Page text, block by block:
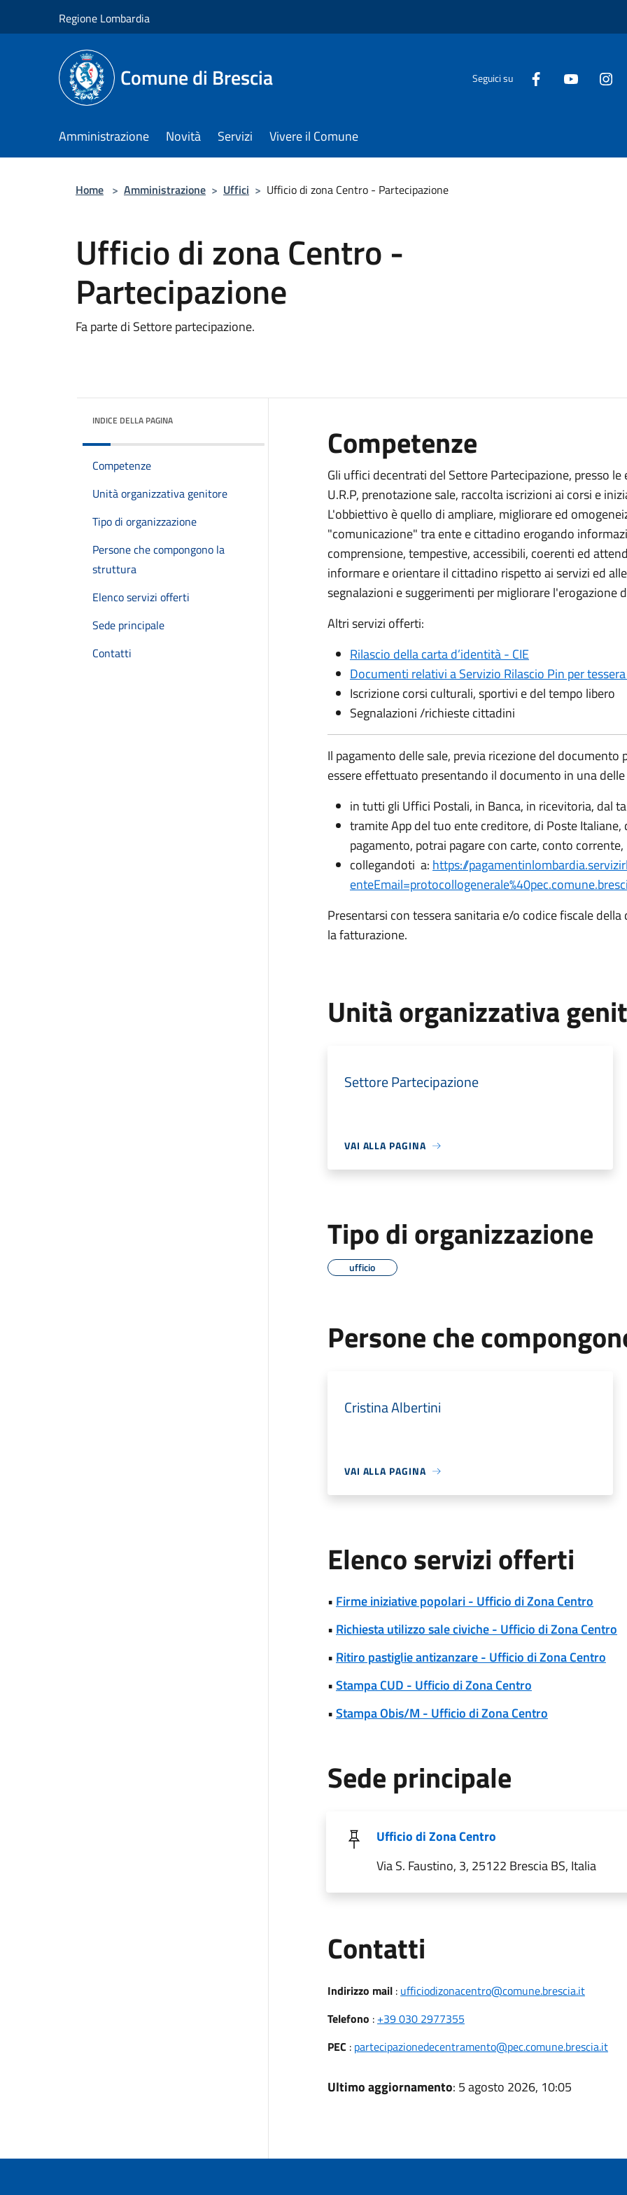
Regione Lombardia
Comune di Brescia Seguici su
Amministrazione Novità Servizi Vivere il Comune
Home > Amministrazione > Uffici > Ufficio di zona Centro - Partecipazione
Ufficio di zona Centro -
Partecipazione
Fa parte di Settore partecipazione.
INDICE DELLA PAGINA
Competenze
Unità organizzativa genitore
Tipo di organizzazione
Persone che compongono la
struttura
Elenco servizi offerti
Sede principale
Contatti
Competenze
Gli uffici decentrati del Settore Partecipazione, presso
U.R.P, prenotazione sale, raccolta iscrizioni ai corsi e
L'obbiettivo è quello di ampliare, migliorare ed
"comunicazione" tra ente e cittadino erogando
comprensione, tempestive, accessibili, coerenti ed
informare e orientare il cittadino rispetto ai servizi ed
segnalazioni e suggerimenti per migliorare l'erogazione
Altri servizi offerti:
Rilascio della carta d’identità - CIE
Documenti relativi a Servizio Rilascio Pin per
Iscrizione corsi culturali, sportivi e del tempo libero
Segnalazioni /richieste cittadini
Il pagamento delle sale, previa ricezione del
essere effettuato presentando il documento in una
​in tutti gli Uffici Postali, in Banca, in ricevitoria, dal
tramite App del tuo ente creditore, di Poste
pagamento, potrai pagare con carte, conto corrente,
collegandoti a: https://
Presentarsi con tessera sanitaria e/o codice fiscale
la fatturazione.
Unità organizzativa
Settore Partecipazione
VAI ALLA PAGINA
Tipo di organizzazione
ufficio
Persone che
Cristina Albertini
VAI ALLA PAGINA
Elenco servizi offerti
• Firme iniziative popolari - Ufficio di Zona Centro
• Richiesta utilizzo sale civiche - Ufficio di Zona Centro
• Ritiro pastiglie antizanzare - Ufficio di Zona Centro
•Stampa CUD - Ufficio di Zona Centro
•Stampa Obis/M - Ufficio di Zona Centro
Sede principale
Ufficio di Zona Centro
Via S. Faustino, 3, 25122 Brescia BS, Italia
Contatti
Indirizzo mail: ufficiodizonacentro@comune.brescia.it
Telefono : +39 030 2977355
PEC : partecipazionedecentramento@pec.comune.brescia.it
Ultimo aggiornamento: 5 agosto 2026, 10:05